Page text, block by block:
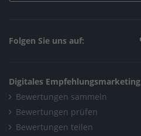
Folgen Sie uns auf:
Digitales Empfehlungsmarketing
Bewertungen sammeln
Bewertungen prüfen
Bewertungen teilen